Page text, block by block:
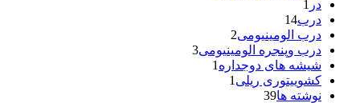
در 1
درب14
درب الومینیومی2
درب وپنجره الومینیومی3
شیشه های دوجداره 1
کشوییتوری ریلی 1
نوشته ها39